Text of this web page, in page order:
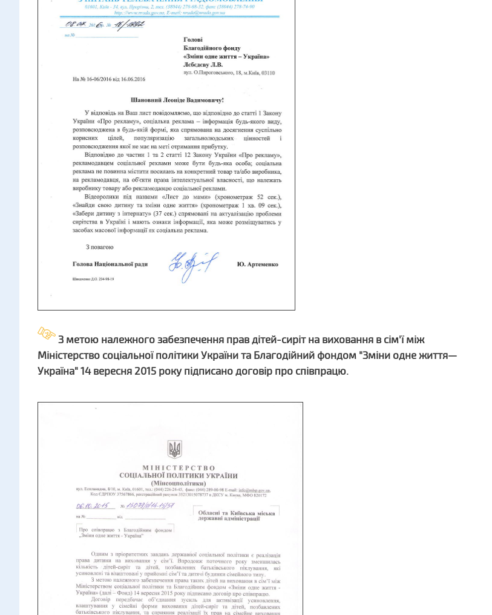
З метою належного забезпечення прав дітей-сиріт на виховання в сім'ї між
Міністерство соціальної політики України та Благодійний фондом "Зміни одне життя—
Україна" 14 вересня 2015 року підписано договір про співпрацю.